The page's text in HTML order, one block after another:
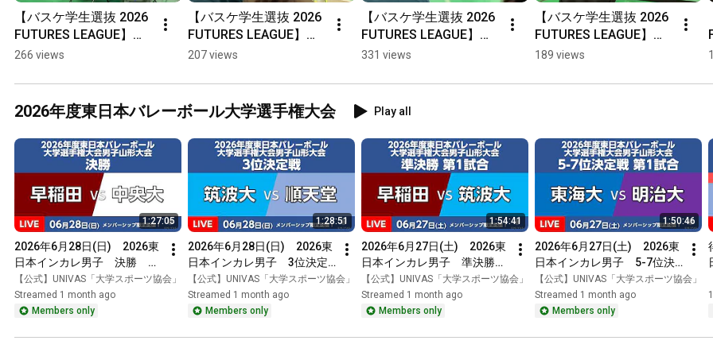
【バスケ学生選抜 2026
FUTURES LEAGUE】試
合終了まであと10秒!
バスケ #UNIVAS #学生
選抜 #日本代表 #농구 #
대학농구
266 views
【バスケ学生選抜 2026
FUTURES LEAGUE】第3
戦4Q開始！#25 武井遙
スケ #大学バスケ
#UNIVAS #学生選抜 #
日本代表 #농구 #대학농
구
207 views
【バスケ学生選抜 2026
FUTURES LEAGUE】第3
戦佐々木凛選手のポイ
#バスケ #大学バスケ
#UNIVAS #学生選抜 #
日本代表 #농구 #대학농
구
331 views
【バスケ学生選抜 2026
FUTURES LEAGUE】第3
戦菊地美蘭選手の粘り
スケ #大学バスケ
구
189 views
2026年度東日本バレーボール大学選手権大会 Play all
1:27:05
2026年6月28日(日)　2026東
日本インカレ男子　決勝
ー　2026年度東日本バレーボ
ール大学選手権大会男子関東
大会
【公式】UNIVAS「大学スポーツ協会」
Streamed 1 month ago
Members only
1:28:51
2026年6月28日(日)　2026東
日本インカレ男子　3位決定
戦　ー　2026年度東日本バレ
ーボール大学選手権大会男子
関東大会
【公式】UNIVAS「大学スポーツ協会」
Streamed 1 month ago
Members only
1:54:41
2026年6月27日(土)　2026東
日本インカレ男子　準決勝第
1試合 A1　ー　2026年度東日
本バレーボール大学選手権大
会男子関東大会
【公式】UNIVAS「大学スポーツ協会」
Streamed 1 month ago
Members only
1:50:46
2026年6月27日(土)　2026東
日本インカレ男子　5-7位決
定戦 第1試合 A2　ー　2026
年度東日本バレーボール大学
選手権大会男子関東大会
【公式】UNIVAS「大学スポーツ協会」
Streamed 1 month ago
Members only